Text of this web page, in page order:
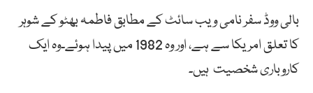
بالی ووڈ سفر نامی ویب سائٹ کے مطابق فاطمہ بھٹو کے شوہر
کا تعلق امریکا سے ہے، اور وہ 1982 میں پیدا ہوئے۔وہ ایک
کاروباری شخصیت ہیں۔